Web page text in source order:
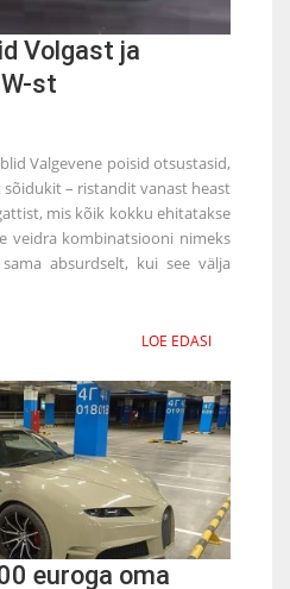
Volgast ja
st
Valgevene poisid otsustasid,
– ristandit vanast heast
mis kõik kokku ehitatakse
veidra kombinatsiooni nimeks
absurdselt, kui see välja
LOE EDASI
euroga oma